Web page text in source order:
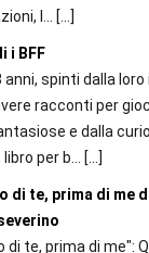
l...
[…]
i BFF
anni, spinti dalla
racconti per
e dalla
per b...
[…]
di te, prima di me
di te, prima di me":